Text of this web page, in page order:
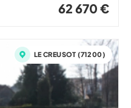
62 670 €
LE CREUSOT (71200)